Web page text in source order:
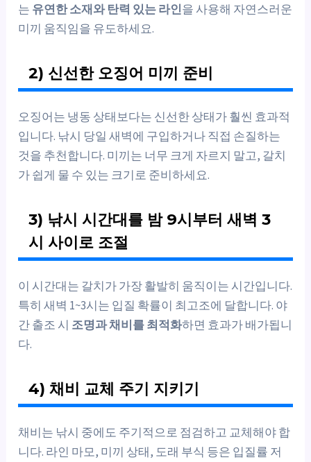
는 유연한 소재와 탄력 있는 라인을 사용해 자연스러운
미끼 움직임을 유도하세요.
2) 신선한 오징어 미끼 준비
오징어는 냉동 상태보다는 신선한 상태가 훨씬 효과적
입니다. 낚시 당일 새벽에 구입하거나 직접 손질하는
것을 추천합니다. 미끼는 너무 크게 자르지 말고, 갈치
가 쉽게 물 수 있는 크기로 준비하세요.
3) 낚시 시간대를 밤 9시부터 새벽 3
시 사이로 조절
이 시간대는 갈치가 가장 활발히 움직이는 시간입니다.
특히 새벽 1~3시는 입질 확률이 최고조에 달합니다. 야
간 출조 시 조명과 채비를 최적화하면 효과가 배가됩니
다.
4) 채비 교체 주기 지키기
채비는 낚시 중에도 주기적으로 점검하고 교체해야 합
니다. 라인 마모, 미끼 상태, 도래 부식 등은 입질률 저